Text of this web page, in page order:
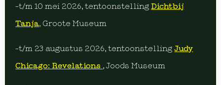
-t/m 10 mei 2026, tentoonstelling Dichtbij
Tanja, Groote Museum
-t/m 23 augustus 2026, tentoonstelling Judy
Chicago: Revelations , Joods Museum